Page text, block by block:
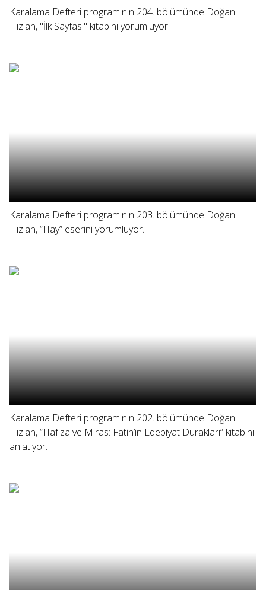
Karalama Defteri programının 204. bölümünde Doğan
Hızlan, "İlk Sayfası" kitabını yorumluyor.
Karalama Defteri programının 203. bölümünde Doğan
Hızlan, “Hay” eserini yorumluyor.
Karalama Defteri programının 202. bölümünde Doğan
Hızlan, “Hafıza ve Miras: Fatih’in Edebiyat Durakları” kitabını
anlatıyor.